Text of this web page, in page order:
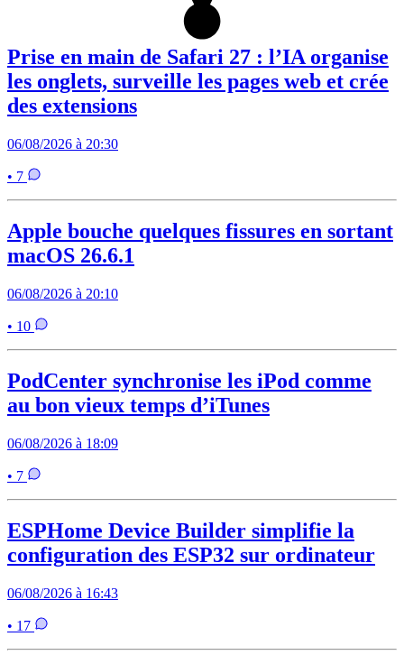
Prise en main de Safari 27 : l’IA organise
les onglets, surveille les pages web et crée
des extensions
06/08/2026 à 20:30
• 7
Apple bouche quelques fissures en sortant
macOS 26.6.1
06/08/2026 à 20:10
• 10
PodCenter synchronise les iPod comme
au bon vieux temps d’iTunes
06/08/2026 à 18:09
• 7
ESPHome Device Builder simplifie la
configuration des ESP32 sur ordinateur
06/08/2026 à 16:43
• 17